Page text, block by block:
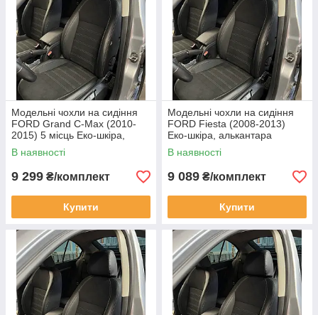
Модельні чохли на сидіння
FORD Grand C-Max (2010-
2015) 5 місць Еко-шкіра,
алькантара
В наявності
9 299 ₴/комплект
Купити
Модельні чохли на сидіння
FORD Fiesta (2008-2013)
Еко-шкіра, алькантара
В наявності
9 089 ₴/комплект
Купити